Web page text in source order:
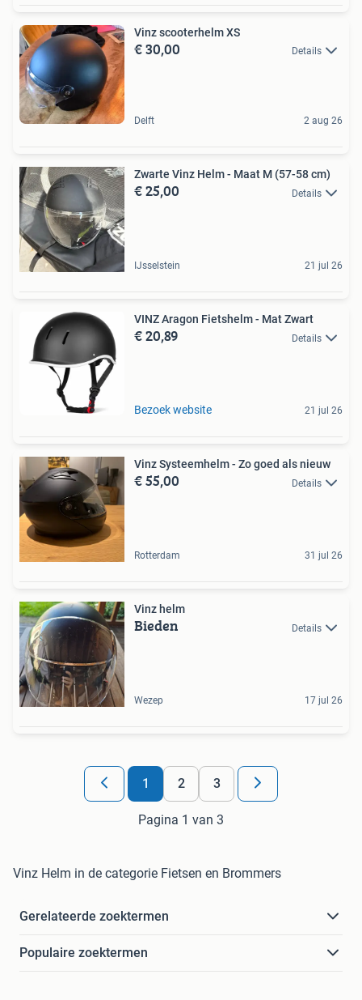
Vinz scooterhelm XS
€ 30,00 Details
Delft 2 aug 26
Zwarte Vinz Helm - Maat M (57-58 cm)
€ 25,00 Details
IJsselstein 21 jul 26
VINZ Aragon Fietshelm - Mat Zwart
€ 20,89 Details
Bezoek website 21 jul 26
Vinz Systeemhelm - Zo goed als nieuw
€ 55,00 Details
Rotterdam 31 jul 26
Vinz helm
Bieden Details
Wezep 17 jul 26
1 2 3
Pagina 1 van 3
Vinz Helm in de categorie Fietsen en Brommers
Gerelateerde zoektermen
Populaire zoektermen